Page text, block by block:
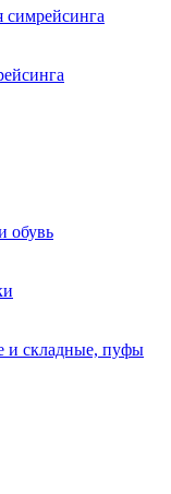
симрейсинга
обувь
и складные, пуфы